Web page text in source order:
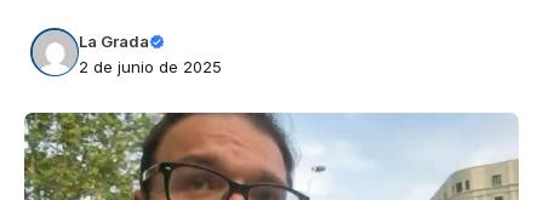
La Grada
2 de junio de 2025